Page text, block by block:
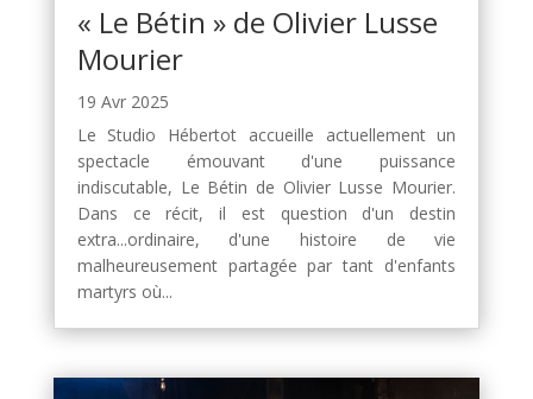
« Le Bétin » de Olivier Lusse
Mourier
19 Avr 2025
Le Studio Hébertot accueille actuellement un
spectacle émouvant d'une puissance
indiscutable, Le Bétin de Olivier Lusse Mourier.
Dans ce récit, il est question d'un destin
extra...ordinaire, d'une histoire de vie
malheureusement partagée par tant d'enfants
martyrs où...